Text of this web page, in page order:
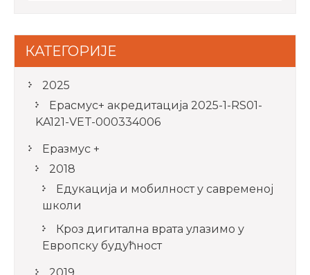
КАТЕГОРИЈЕ
2025
Ерасмус+ акредитацијa 2025-1-RS01-
KA121-VET-000334006
Еразмус +
2018
Едукација и мобилност у савременој
школи
Кроз дигитална врата улазимо у
Европску будућност